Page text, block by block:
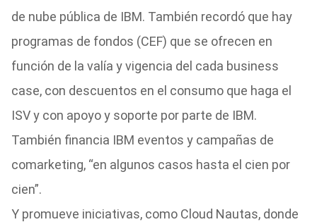
de nube pública de IBM. También recordó que hay
programas de fondos (CEF) que se ofrecen en
función de la valía y vigencia del cada business
case, con descuentos en el consumo que haga el
ISV y con apoyo y soporte por parte de IBM.
También financia IBM eventos y campañas de
comarketing, “en algunos casos hasta el cien por
cien”.
Y promueve iniciativas, como Cloud Nautas, donde